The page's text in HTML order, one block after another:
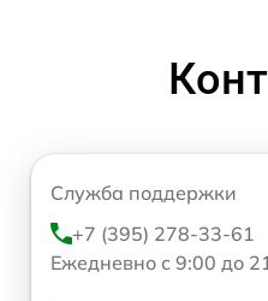
Служба поддержки
+7 (395) 278-33-61
Ежедневно с 9:00 до